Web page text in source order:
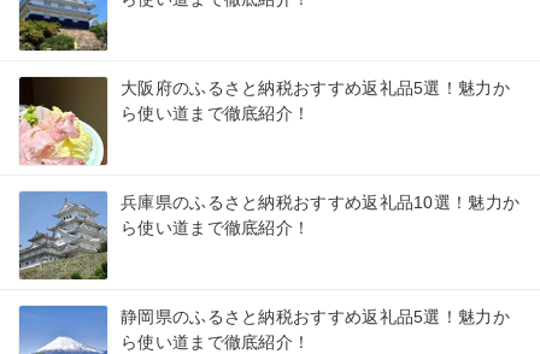
大阪府のふるさと納税おすすめ返礼品5選！魅力か
ら使い道まで徹底紹介！
兵庫県のふるさと納税おすすめ返礼品10選！魅力か
ら使い道まで徹底紹介！
静岡県のふるさと納税おすすめ返礼品5選！魅力か
ら使い道まで徹底紹介！